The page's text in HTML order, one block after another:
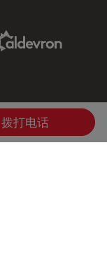
拨打电话